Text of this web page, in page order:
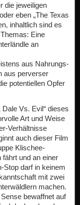
die jeweiligen
eben „The Texas
inhaltlich sind es
Eine
an
aus Nahrungs-
aus perverser
potentiellen Opfer
Vs. Evil“ dieses
Art und Weise
Verhältnisse
auch dieser Film
Klischee-
und an einer
Stop darf in keinem
mit zwei
machen.
bewaffnet auf